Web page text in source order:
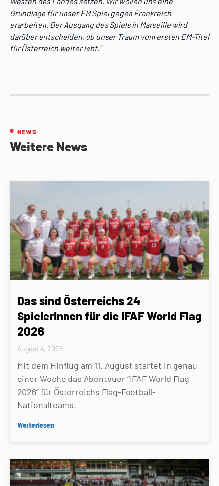
Grundlage für unser EM Spiel gegen Frankreich
erarbeiten. Der Ausgang des Spiels in Marseille wird
darüber entscheiden, ob unser Traum vom ersten EM-Titel
für Österreich weiter lebt.“
NEWS
Weitere News
Das sind Österreichs 24
SpielerInnen für die IFAF World Flag
2026
August 4, 2026
Mit dem Hinflug am 11. August startet in genau
einer Woche das Abenteuer “IFAF World Flag
2026” für Österreichs Flag-Football-
Nationalteams.
Weiterlesen